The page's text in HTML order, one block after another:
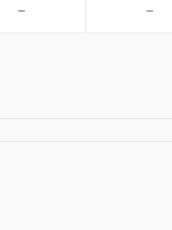
-
-